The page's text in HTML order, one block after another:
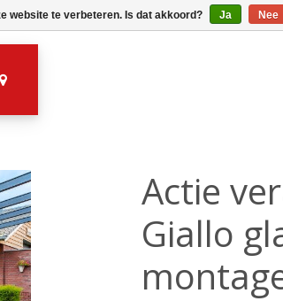
Actie
Giallo
website te verbeteren. Is dat akkoord? Ja Nee